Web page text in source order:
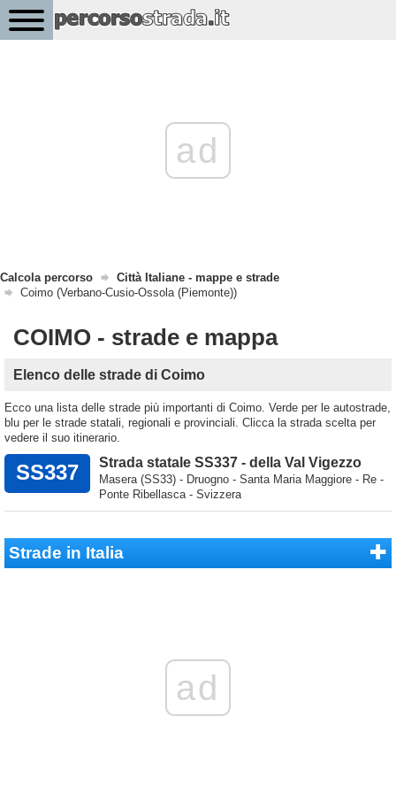
ad
Calcola percorso
Città Italiane - mappe e strade
Coimo (Verbano-Cusio-Ossola (Piemonte))
COIMO - strade e mappa
Elenco delle strade di Coimo
Ecco una lista delle strade più importanti di Coimo. Verde per le autostrade,
blu per le strade statali, regionali e provinciali. Clicca la strada scelta per
vedere il suo itinerario.
SS337 Strada statale SS337 - della Val Vigezzo
Masera (SS33) - Druogno - Santa Maria Maggiore - Re -
Ponte Ribellasca - Svizzera
Strade in Italia
ad